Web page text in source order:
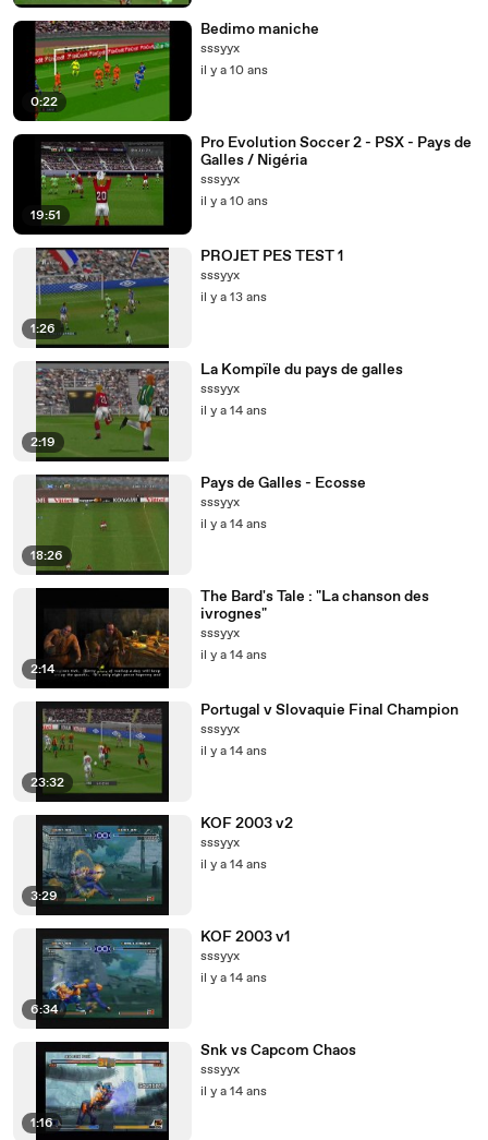
0:22
Bedimo maniche
sssyyx
il y a 10 ans
19:51
Pro Evolution Soccer 2 - PSX - Pays de
Galles / Nigéria
sssyyx
il y a 10 ans
1:26
PROJET PES TEST 1
sssyyx
il y a 13 ans
2:19
La Kompïle du pays de galles
sssyyx
il y a 14 ans
18:26
Pays de Galles - Ecosse
sssyyx
il y a 14 ans
2:14
The Bard's Tale : "La chanson des
ivrognes"
sssyyx
il y a 14 ans
23:32
Portugal v Slovaquie Final Champion
sssyyx
il y a 14 ans
3:29
KOF 2003 v2
sssyyx
il y a 14 ans
6:34
KOF 2003 v1
sssyyx
il y a 14 ans
1:16
Snk vs Capcom Chaos
sssyyx
il y a 14 ans